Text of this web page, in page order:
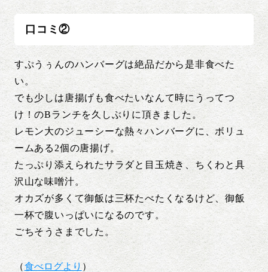
口コミ②
すぷうぅんのハンバーグは絶品だから是非食べた
い。
でも少しは唐揚げも食べたいなんて時にうってつ
け！のBランチを久しぶりに頂きました。
レモン大のジューシーな熱々ハンバーグに、ボリュ
ームある2個の唐揚げ。
たっぷり添えられたサラダと目玉焼き、ちくわと具
沢山な味噌汁。
オカズが多くて御飯は三杯たべたくなるけど、御飯
一杯で腹いっぱいになるのです。
ごちそうさまでした。
（食べログより ）